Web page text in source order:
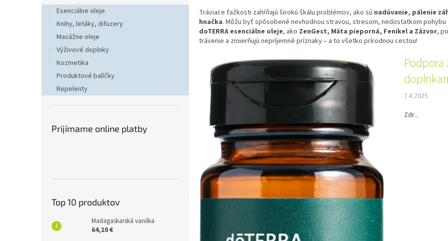
ý
Esenciálne oleje
Knihy, letáky, difuzery
Masážne oleje
Výživové doplnky
Kozmetika
Produktové balíčky
Repelenty
Prijímame online platby
Top 10 produktov
Madagaskarská vanilka
64,10 €
Tráviace ťažkosti zahŕňajú širokú škálu problémov, ako sú nadúvanie, pálenie
hnačka. Môžu byť spôsobené nevhodnou stravou, stresom, nedostatkom
doTERRA esenciálne oleje, ako ZenGest, Mäta pieporná, Fenikel a Zázvor,
trávenie a zmierňujú nepríjemné príznaky – a to všetko prírodnou cestou!
o
v
Podpora
7.4.2025
Zdr...